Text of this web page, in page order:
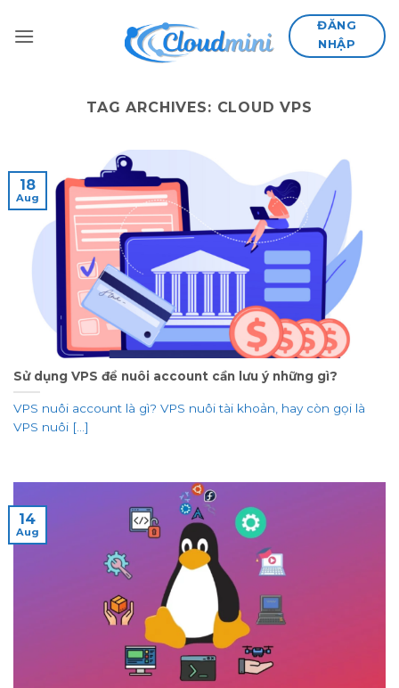
ĐĂNG
NHẬP
TAG ARCHIVES: CLOUD VPS
Sử dụng VPS để nuôi account cần lưu ý những gì?
VPS nuôi account là gì? VPS nuôi tài khoản, hay còn gọi là
VPS nuôi [...]
18
Aug
14
Aug